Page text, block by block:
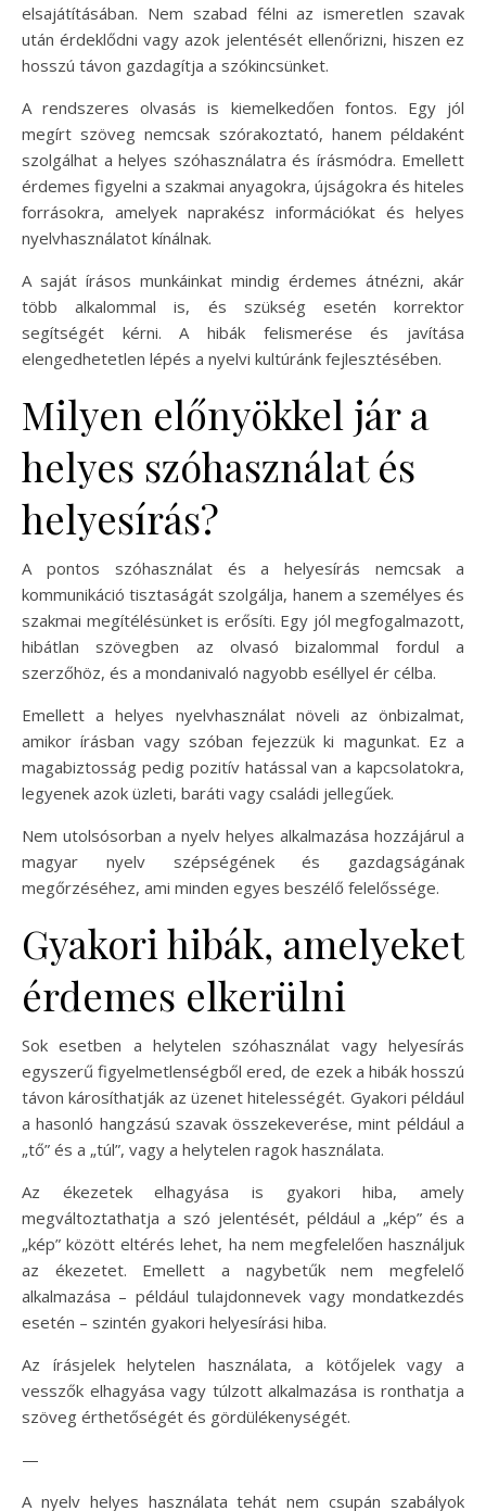
elsajátításában. Nem szabad félni az ismeretlen szavak
után érdeklődni vagy azok jelentését ellenőrizni, hiszen ez
hosszú távon gazdagítja a szókincsünket.
A rendszeres olvasás is kiemelkedően fontos. Egy jól
megírt szöveg nemcsak szórakoztató, hanem példaként
szolgálhat a helyes szóhasználatra és írásmódra. Emellett
érdemes figyelni a szakmai anyagokra, újságokra és hiteles
forrásokra, amelyek naprakész információkat és helyes
nyelvhasználatot kínálnak.
A saját írásos munkáinkat mindig érdemes átnézni, akár
több alkalommal is, és szükség esetén korrektor
segítségét kérni. A hibák felismerése és javítása
elengedhetetlen lépés a nyelvi kultúránk fejlesztésében.
Milyen előnyökkel jár a
helyes szóhasználat és
helyesírás?
A pontos szóhasználat és a helyesírás nemcsak a
kommunikáció tisztaságát szolgálja, hanem a személyes és
szakmai megítélésünket is erősíti. Egy jól megfogalmazott,
hibátlan szövegben az olvasó bizalommal fordul a
szerzőhöz, és a mondanivaló nagyobb eséllyel ér célba.
Emellett a helyes nyelvhasználat növeli az önbizalmat,
amikor írásban vagy szóban fejezzük ki magunkat. Ez a
magabiztosság pedig pozitív hatással van a kapcsolatokra,
legyenek azok üzleti, baráti vagy családi jellegűek.
Nem utolsósorban a nyelv helyes alkalmazása hozzájárul a
magyar nyelv szépségének és gazdagságának
megőrzéséhez, ami minden egyes beszélő felelőssége.
Gyakori hibák, amelyeket
érdemes elkerülni
Sok esetben a helytelen szóhasználat vagy helyesírás
egyszerű figyelmetlenségből ered, de ezek a hibák hosszú
távon károsíthatják az üzenet hitelességét. Gyakori például
a hasonló hangzású szavak összekeverése, mint például a
„tő” és a „túl”, vagy a helytelen ragok használata.
Az ékezetek elhagyása is gyakori hiba, amely
megváltoztathatja a szó jelentését, például a „kép” és a
„kép” között eltérés lehet, ha nem megfelelően használjuk
az ékezetet. Emellett a nagybetűk nem megfelelő
alkalmazása – például tulajdonnevek vagy mondatkezdés
esetén – szintén gyakori helyesírási hiba.
Az írásjelek helytelen használata, a kötőjelek vagy a
vesszők elhagyása vagy túlzott alkalmazása is ronthatja a
szöveg érthetőségét és gördülékenységét.
—
A nyelv helyes használata tehát nem csupán szabályok